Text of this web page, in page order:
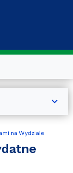
na Wydziale
expand_more